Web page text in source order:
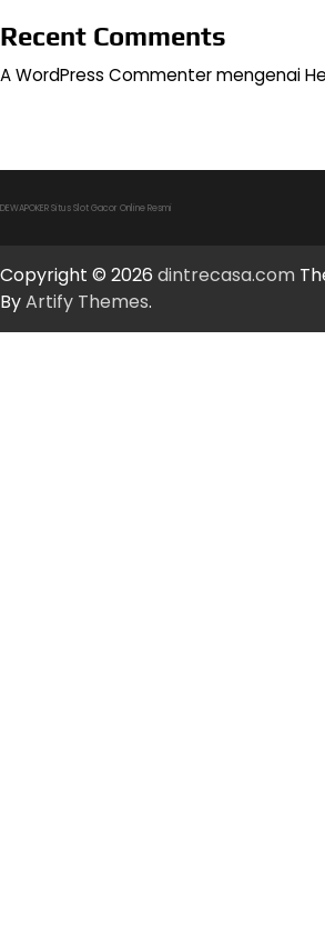
Recent Comments
A WordPress Commentermengenai
DEWAPOKER Situs Slot Gacor Online Resmi
Copyright © 2026 dintrecasa.com
ByArtify Themes.